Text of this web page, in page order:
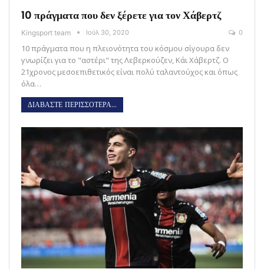
10 πράγματα που δεν ξέρετε για τον Χάβερτζ
Kingsport team Ιούλ 30, 2020 0
10 πράγματα που η πλειονότητα του κόσμου σίγουρα δεν
γνωρίζει για το "αστέρι" της Λεβερκούζεν, Κάι Χάβερτζ. Ο
21χρονος μεσοεπιθετικός είναι πολύ ταλαντούχος και όπως
όλα…
ΔΙΑΒΑΣΤΕ ΠΕΡΙΣΣΟΤΕΡΑ...